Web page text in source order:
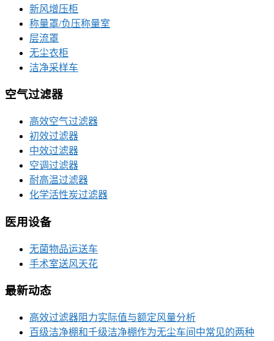
新风增压柜
称量罩/负压称量室
层流罩
无尘衣柜
洁净采样车
空气过滤器
高效空气过滤器
初效过滤器
中效过滤器
空调过滤器
耐高温过滤器
化学活性炭过滤器
医用设备
无菌物品运送车
手术室送风天花
最新动态
高效过滤器阻力实际值与额定风量分析
百级洁净棚和千级洁净棚作为无尘车间中常见的两种